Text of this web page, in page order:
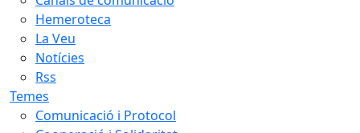
Hemeroteca
La Veu
Notícies
Rss
Temes
Comunicació i Protocol